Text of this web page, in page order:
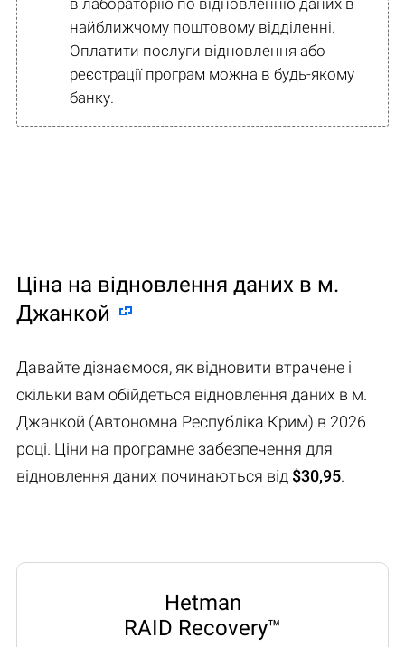
найближчому поштовому відділенні.
Оплатити послуги відновлення або
реєстрації програм можна в будь-якому
банку.
Ціна на відновлення даних в м.
Джанкой
Давайте дізнаємося, як відновити втрачене і
скільки вам обійдеться відновлення даних в м.
Джанкой (Автономна Республіка Крим) в 2026
році. Ціни на програмне забезпечення для
відновлення даних починаються від $30,95.
Hetman
RAID Recovery™